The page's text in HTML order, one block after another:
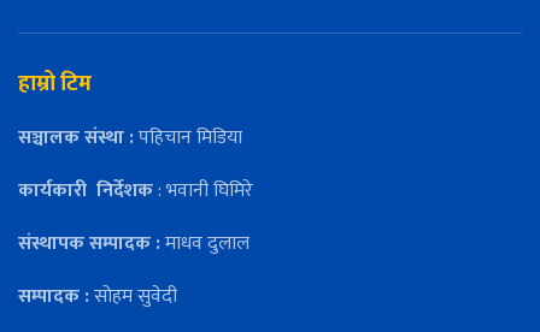
हाम्रो टिम
सञ्चालक संस्था :पहिचान मिडिया
कार्यकारी निर्देशक: भवानी घिमिरे
संस्थापक सम्पादक :माधव दुलाल
सम्पादक :सोहम सुवेदी